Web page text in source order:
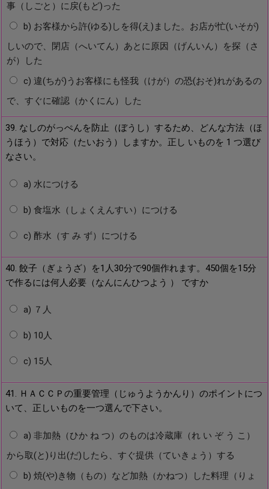
事（しごと）に戻(もど)った
b) お客様から許(ゆる)しを得(え)ました。お店が忙(いそが)
しいので、閉店（へいてん）あとに原因（げんいん）を探（さ
が）した
c) 違(ちが)うお客様にも怪我（けが）の恐(おそ)れがあるの
で、すぐに確認（かくにん）した
39. なしのがっぺんを防止（ぼうし）するため、どんな方法（ほ
うほう）で対応（たいおう）しますか。正し いものを 1 つ選び
なさい。
a) 水につける
b) 食塩水（しょくえんすい）につける
c) 酢水（す み ず）につける
40. 餃子（ぎょうざ）を1人30分で90個作れます。450個を15分
で作るには何人必要（なんにんひつよう ） ですか
a) ７人
b) 10人
c) 15人
41. ＨＡＣＣＰの重要管理（じゅうようかんり）のポイントにつ
いて、正しいものを一つ選んで下さい。
a) 非加熱（ひか ね つ）のものは冷蔵庫（れ い ぞ う こ）
から取(と)り出(だ)したら、すぐ提供（ていきょう）する
b) 焼(や)き物（もの）など加熱（かねつ）した料理（りょ